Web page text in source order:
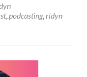
,podcasting,ridyn